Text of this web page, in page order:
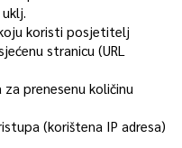
koristi posjetitelj
stranicu (URL
prenesenu količinu
(korištena IP adresa)